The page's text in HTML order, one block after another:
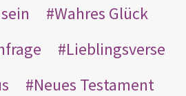
Wahres Glück
Lieblingsverse
Neues Testament